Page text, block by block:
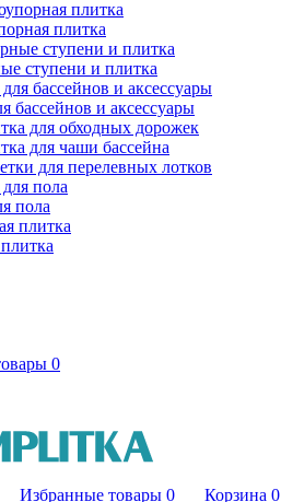
плитка
ступени и плитка
бассейнов и аксессуары
для обходных дорожек
для чаши бассейна
для перелевных лотков
пола
0
Избранные товары 0 Корзина 0